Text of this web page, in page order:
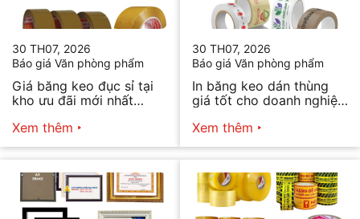
30 TH07, 2026
Báo giá Văn phòng phẩm
Giá băng keo đục sỉ tại
kho ưu đãi mới nhất
Xem thêm
30 TH07, 2026
Báo giá Văn phòng phẩm
In băng keo dán thùng
giá tốt cho doanh nghiệp
Xem thêm